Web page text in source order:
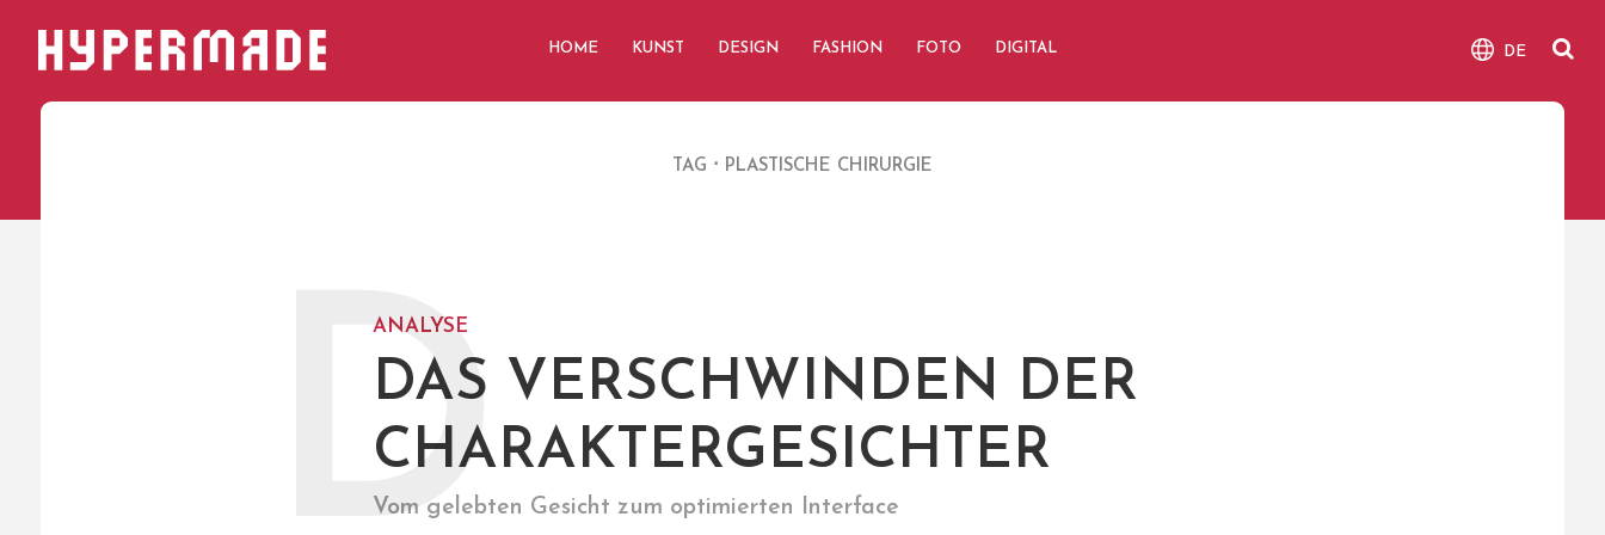
HYPERMADE HOME KUNST DESIGN FASHION FOTO DIGITAL DE
TAG PLASTISCHE CHIRURGIE
ANALYSE
DAS VERSCHWINDEN DER
CHARAKTERGESICHTER
Vom gelebten Gesicht zum optimierten Interface
D